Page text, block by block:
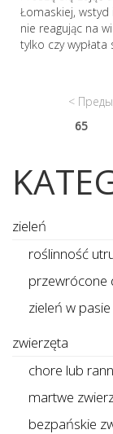
Łomaskiej,
nie reagując na
tylko czy wypłata
<
65
zieleń
roślinność
przewrócone
zieleń w
zwierzęta
chore lub
martwe
bezpańskie